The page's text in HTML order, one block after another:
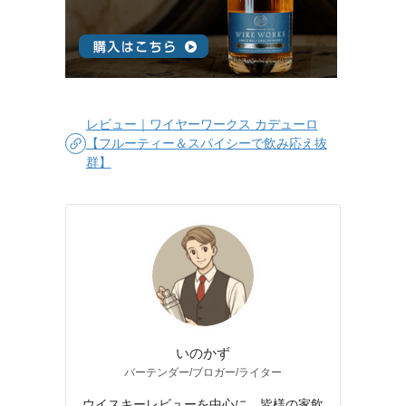
レビュー｜ワイヤーワークス カデューロ
【フルーティー＆スパイシーで飲み応え抜
群】
いのかず
バーテンダー/ブロガー/ライター